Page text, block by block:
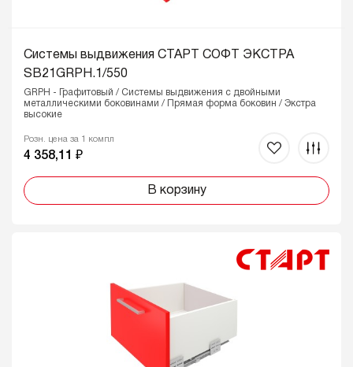
Системы выдвижения СТАРТ СОФТ ЭКСТРА
SB21GRPH.1/550
GRPH - Графитовый / Системы выдвижения с двойными
металлическими боковинами / Прямая форма боковин / Экстра
высокие
Розн. цена за 1 компл
4 358,11 ₽
В корзину